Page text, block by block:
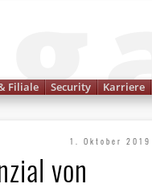
Filiale Security Karriere
1. Oktober 2019
von